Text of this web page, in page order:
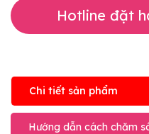
Hotline đặt
Chi tiết sản phẩm
Hướng dẫn cách chăm